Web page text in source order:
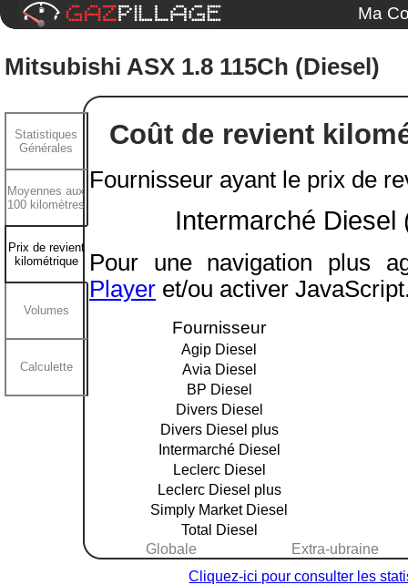
Ma
Mitsubishi ASX 1.8 115Ch (Diesel)
Coût de revient
Fournisseur ayant le prix de
Intermarché Diesel
Pour une navigation plus
Player et/ou activer
Fournisseur
Agip Diesel
Avia Diesel
BP Diesel
Divers Diesel
Divers Diesel plus
Intermarché Diesel
Leclerc Diesel
Leclerc Diesel plus
Simply Market Diesel
Total Diesel
Extra-ubraine
Globale
Statistiques
Générales
Moyennes aux
100 kilomètres
Prix de revient
kilométrique
Volumes
Calculette
Cliquez-ici pour consulter les